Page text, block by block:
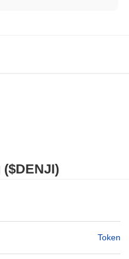
Token